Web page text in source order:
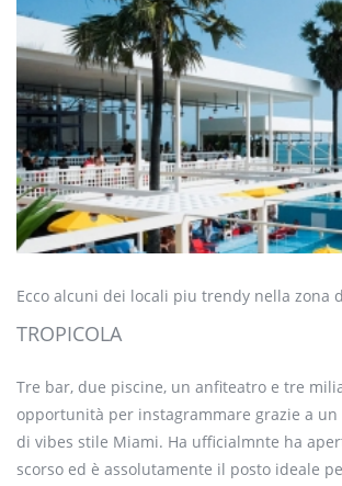
Ecco alcuni dei locali piu trendy nella zona
TROPICOLA
Tre bar, due piscine, un anfiteatro e tre
opportunità per instagrammare grazie a un
di vibes stile Miami. Ha ufficialmnte ha
scorso ed è assolutamente il posto ideale